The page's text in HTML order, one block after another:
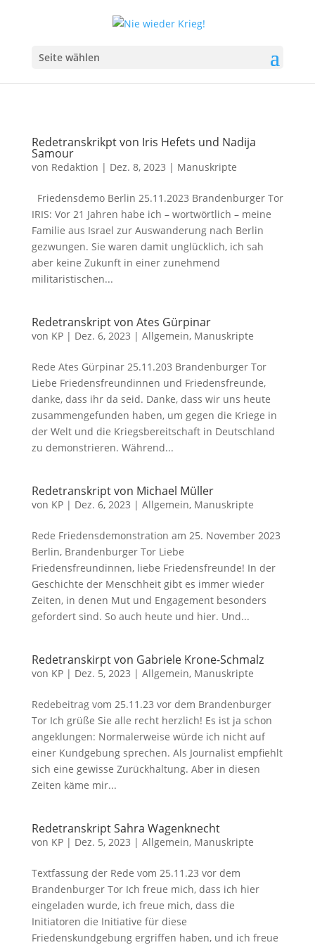
Seite wählen
Redetranskrikpt von Iris Hefets und Nadija
Samour
von Redaktion | Dez. 8, 2023 | Manuskripte
Friedensdemo Berlin 25.11.2023 Brandenburger Tor
IRIS: Vor 21 Jahren habe ich – wortwörtlich – meine
Familie aus Israel zur Auswanderung nach Berlin
gezwungen. Sie waren damit unglücklich, ich sah
aber keine Zukunft in einer zunehmend
militaristischen...
Redetranskript von Ates Gürpinar
von KP| Dez. 6, 2023 | Allgemein, Manuskripte
Rede Ates Gürpinar 25.11.203 Brandenburger Tor
Liebe Friedensfreundinnen und Friedensfreunde,
danke, dass ihr da seid. Danke, dass wir uns heute
zusammengefunden haben, um gegen die Kriege in
der Welt und die Kriegsbereitschaft in Deutschland
zu demonstrieren. Während...
Redetranskript von Michael Müller
von KP| Dez. 6, 2023 | Allgemein, Manuskripte
Rede Friedensdemonstration am 25. November 2023
Berlin, Brandenburger Tor Liebe
Friedensfreundinnen, liebe Friedensfreunde! In der
Geschichte der Menschheit gibt es immer wieder
Zeiten, in denen Mut und Engagement besonders
gefordert sind. So auch heute und hier. Und...
Redetranskirpt von Gabriele Krone-Schmalz
von KP| Dez. 5, 2023 | Allgemein, Manuskripte
Redebeitrag vom 25.11.23 vor dem Brandenburger
Tor Ich grüße Sie alle recht herzlich! Es ist ja schon
angeklungen: Normalerweise würde ich nicht auf
einer Kundgebung sprechen. Als Journalist empfiehlt
sich eine gewisse Zurückhaltung. Aber in diesen
Zeiten käme mir...
Redetranskript Sahra Wagenknecht
von KP| Dez. 5, 2023 | Allgemein, Manuskripte
Textfassung der Rede vom 25.11.23 vor dem
Brandenburger Tor Ich freue mich, dass ich hier
eingeladen wurde, ich freue mich, dass die
Initiatoren die Initiative für diese
Friedenskundgebung ergriffen haben, und ich freue